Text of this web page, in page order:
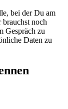
bei der Du am
noch
Gespräch zu
Daten zu